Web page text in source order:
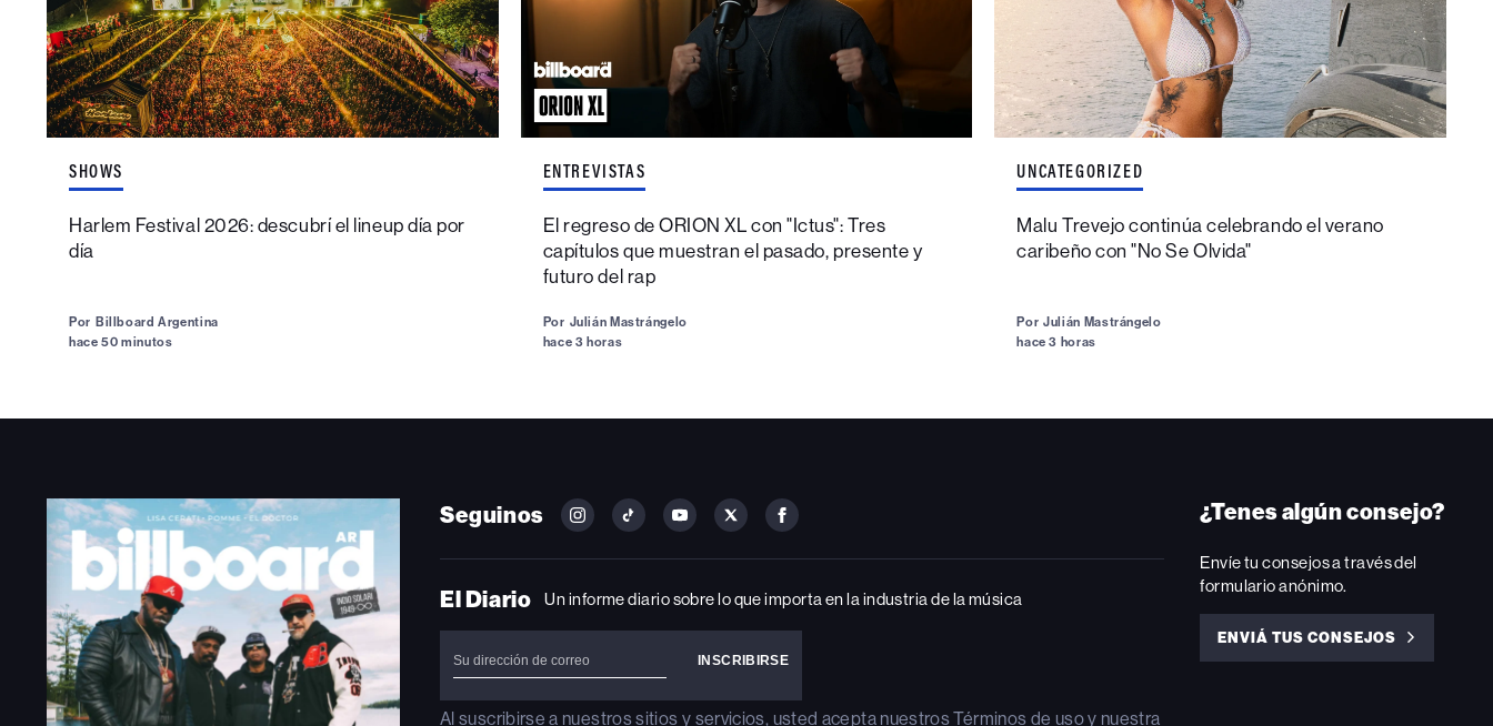
SHOWS
Harlem Festival 2026: descubrí el lineup día por
día
Por Billboard Argentina
hace 50 minutos
ENTREVISTAS
El regreso de ORION XL con "Ictus": Tres
capítulos que muestran el pasado, presente y
futuro del rap
Por Julián Mastrángelo
hace 3 horas
UNCATEGORIZED
Malu Trevejo continúa celebrando el verano
caribeño con "No Se Olvida"
Por Julián Mastrángelo
hace 3 horas
Seguinos
FOLLOW
ON
FOLLOW
ON
FOLLOW
ON
FOLLOW
ON
FOLLOW
ON
El Diario Un informe diario sobre lo que importa en la industria de la música
Al suscribirse a nuestros sitios y servicios, usted acepta nuestrosTérminos de usoy nuestra
¿Tenes algún consejo?
Envíe tu consejos a través del
formulario anónimo.
ENVIÁ TUS CONSEJOS
ENVIÁ